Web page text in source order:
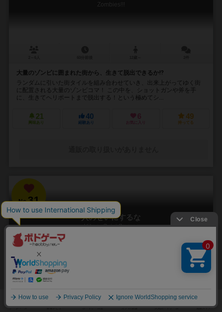
Zombies!!!
大量のゾンビに囲まれた街から、生きて脱出できるか⁉︎
ランダムに引いた街タイルを組み合わせていき、出来上がってゆく街
に配置される大量のゾンビコマ！ この中を、ショットガンや斧を手
に、生きてヘリポートまで脱出する！という極めてシ...
21
興味あり
40
経験あり
6
お気に入り
49
持ってる
No.31
人のせいにするな
Hitono Seini Suruna
3～5人
責任をなすりつけろ！
「お前がやったんだろ！！」 やった覚えのないミスや罪を押し付けら